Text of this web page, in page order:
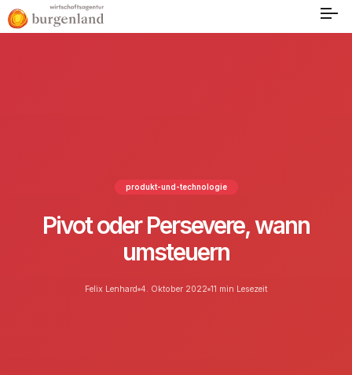
produkt-und-technologie
Pivot oder Persevere, wann
umsteuern
Felix Lenhard 4. Oktober 2022 11 min Lesezeit